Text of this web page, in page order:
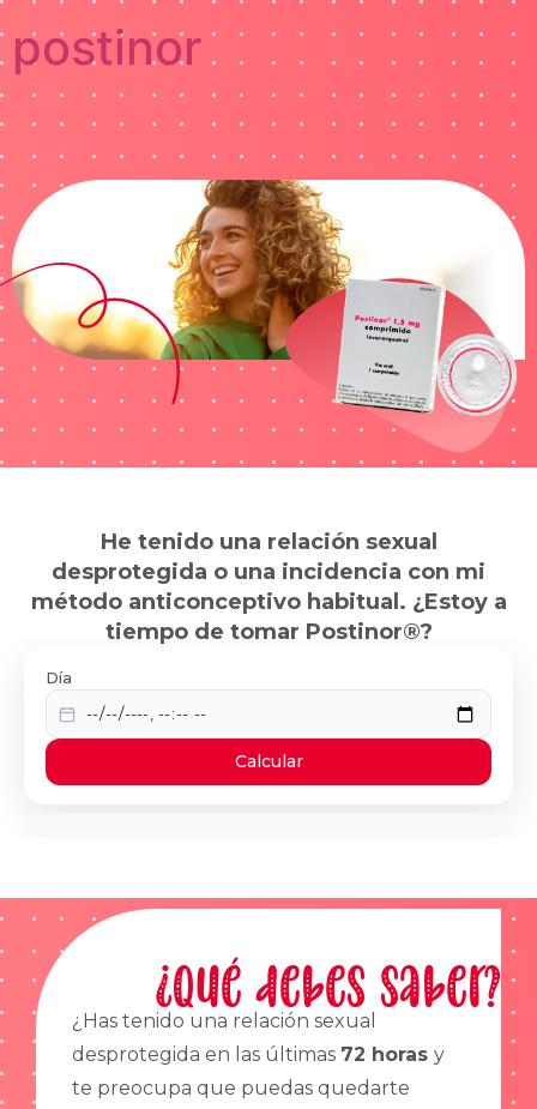
postinor
He tenido una relación sexual
desprotegida o una incidencia con mi
método anticonceptivo habitual. ¿Estoy a
tiempo de tomar Postinor®?
Día
Calcular
¿Qué debes saber?
¿Has tenido una relación sexual
desprotegida en las últimas 72 horas y
te preocupa que puedas quedarte